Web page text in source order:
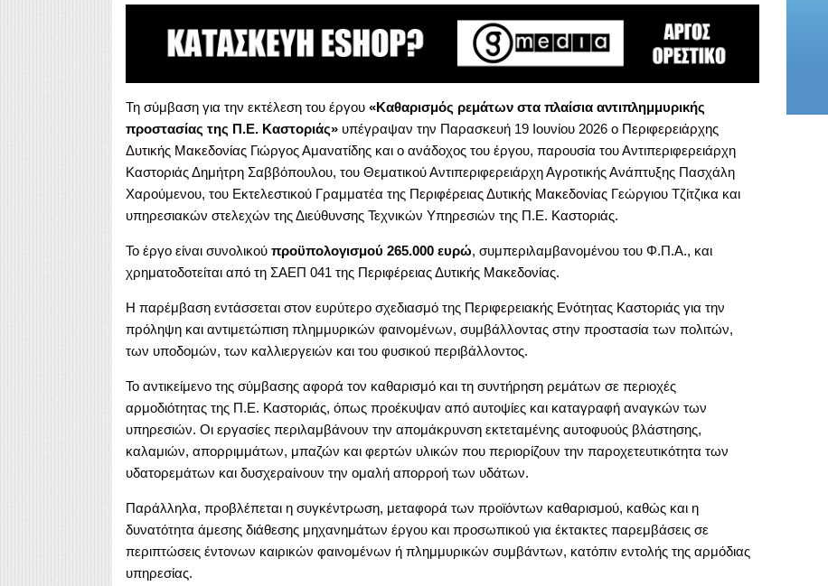
Τη σύμβαση για την εκτέλεση του έργου «Καθαρισμός ρεμάτων στα πλαίσια αντιπλημμυρικής
προστασίας της Π.Ε. Καστοριάς»υπέγραψαν την Παρασκευή 19 Ιουνίου 2026 ο Περιφερειάρχης
Δυτικής ΜακεδονίαςΓιώργος Αμανατίδης και ο ανάδοχος του έργου, παρουσία του Αντιπεριφερειάρχη
Καστοριάς Δημήτρη Σαββόπουλου, του Θεματικού Αντιπεριφερειάρχη Αγροτικής Ανάπτυξης Πασχάλη
Χαρούμενου, του Εκτελεστικού Γραμματέα της Περιφέρειας Δυτικής ΜακεδονίαςΓεώργιου Τζίτζικα και
υπηρεσιακών στελεχών της Διεύθυνσης Τεχνικών Υπηρεσιών της Π.Ε. Καστοριάς.
Το έργο είναι συνολικού προϋπολογισμού 265.000 ευρώ, συμπεριλαμβανομένου του Φ.Π.Α., και
χρηματοδοτείται από τη ΣΑΕΠ 041 της Περιφέρειας Δυτικής Μακεδονίας.
Η παρέμβαση εντάσσεται στον ευρύτερο σχεδιασμό της Περιφερειακής Ενότητας Καστοριάςγια την
πρόληψη και αντιμετώπιση πλημμυρικών φαινομένων, συμβάλλοντας στην προστασία των πολιτών,
των υποδομών, των καλλιεργειών και του φυσικού περιβάλλοντος.
Το αντικείμενο της σύμβασης αφορά τον καθαρισμό και τη συντήρηση ρεμάτων σε περιοχές
αρμοδιότητας της Π.Ε. Καστοριάς, όπως προέκυψαν από αυτοψίες και καταγραφή αναγκών των
υπηρεσιών. Οι εργασίες περιλαμβάνουν την απομάκρυνση εκτεταμένης αυτοφυούς βλάστησης,
καλαμιών, απορριμμάτων, μπαζών και φερτών υλικών που περιορίζουν την παροχετευτικότητα των
υδατορεμάτων και δυσχεραίνουν την ομαλή απορροή των υδάτων.
Παράλληλα, προβλέπεται η συγκέντρωση, μεταφορά των προϊόντων καθαρισμού, καθώς και η
δυνατότητα άμεσης διάθεσης μηχανημάτων έργου και προσωπικού για έκτακτες παρεμβάσεις σε
περιπτώσεις έντονων καιρικών φαινομένων ή πλημμυρικών συμβάντων, κατόπιν εντολής της αρμόδιας
υπηρεσίας.